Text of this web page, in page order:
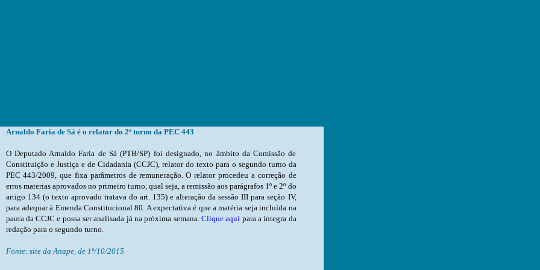
Arnaldo Faria de Sá é o relator do 2º turno da PEC 443
O Deputado Arnaldo Faria de Sá (PTB/SP) foi designado, no âmbito da Comissão de Constituição e Justiça e de Cidadania (CCJC), relator do texto para o segundo turno da PEC 443/2009, que fixa parâmetros de remuneração. O relator procedeu a correção de erros materias aprovados no primeiro turno, qual seja, a remissão aos parágrafos 1º e 2º do artigo 134 (o texto aprovado tratava do art. 135) e alteração da sessão III para seção IV, para adequar à Emenda
Clique aqui para a íntegra da
redação para o segundo turno.
Fonte: site da Anape, de 1º/10/2015